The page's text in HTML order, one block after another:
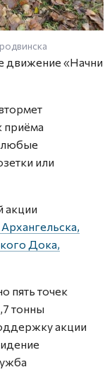
движение «Начни
приёма
любые
или
акции
Дока,
пять точек
тонны
акции